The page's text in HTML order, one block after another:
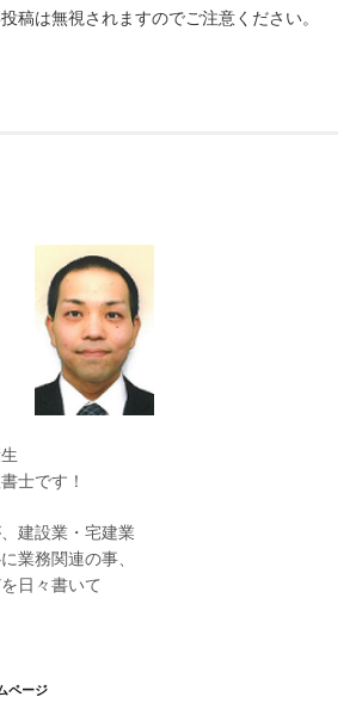
稿は無視されますのでご注意ください。
士です！
建設業・宅建業
業務関連の事、
日々書いて
ページ